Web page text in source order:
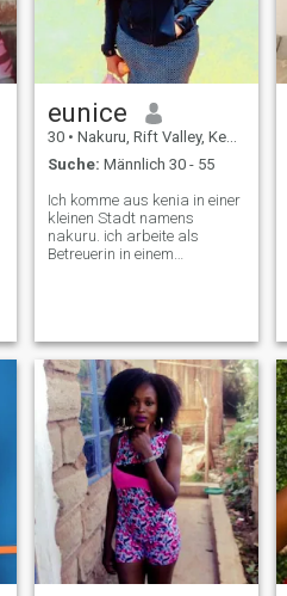
eunice
30 • Nakuru, Rift Valley, Kenia
Suche: Männlich 30 - 55
Ich komme aus kenia in einer
kleinen Stadt namens
nakuru. ich arbeite als
Betreuerin in einem
Schwester an meinen freien
Tagen. Ich bin auf der Suche
nach einer langfristigen
Beziehung, die zur Ehe führt
bitte, nur ernsthafte Leute,
ich bin nicht bereit für Spiele
und bitte fragen Sie nicht
nach Aktaufnahmen oder ich
werde Sie blockieren... Danke
hoffe, dass Sie bald von
meinem zukünftigen Mann
hören können...